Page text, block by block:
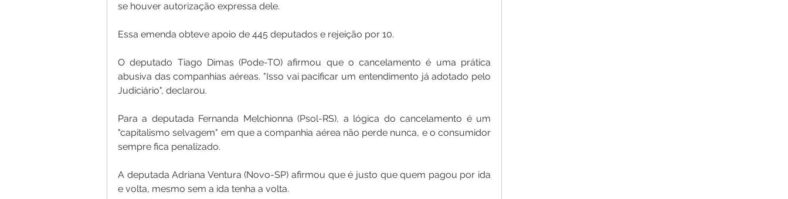
se houver autorização expressa dele.
Essa emenda obteve apoio de 445 deputados e rejeição por 10.
O deputado Tiago Dimas (Pode-TO) afirmou que o cancelamento é uma prática
abusiva das companhias aéreas. "Isso vai pacificar um entendimento já adotado pelo
Judiciário", declarou.
Para a deputada Fernanda Melchionna (Psol-RS), a lógica do cancelamento é um
"capitalismo selvagem" em que a companhia aérea não perde nunca, e o consumidor
sempre fica penalizado.
A deputada Adriana Ventura (Novo-SP) afirmou que é justo que quem pagou por ida
e volta, mesmo sem a ida tenha a volta.